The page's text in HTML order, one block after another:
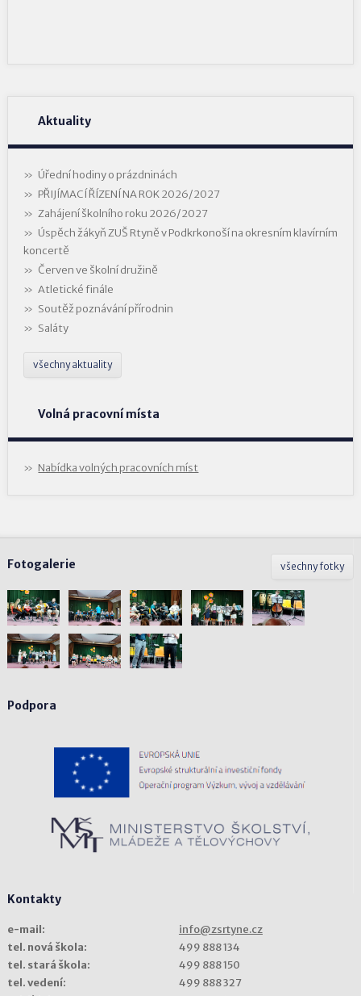
Aktuality
Úřední hodiny o prázdninách
PŘIJÍMACÍ ŘÍZENÍ NA ROK 2026/2027
Zahájení školního roku 2026/2027
Úspěch žákyň ZUŠ Rtyně v Podkrkonoší na okresním klavírním
koncertě
Červen ve školní družině
Atletické finále
Soutěž poznávání přírodnin
Saláty
všechny aktuality
Volná pracovní místa
Nabídka volných pracovních míst
všechny fotky
Fotogalerie
Podpora
Kontakty
e-mail:
info@zsrtyne.cz
tel. nová škola:
499 888 134
tel. stará škola:
499 888 150
tel. vedení:
499 888 327